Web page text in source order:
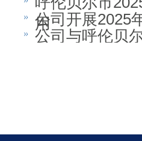
用
公司开展2025
公司与呼伦贝